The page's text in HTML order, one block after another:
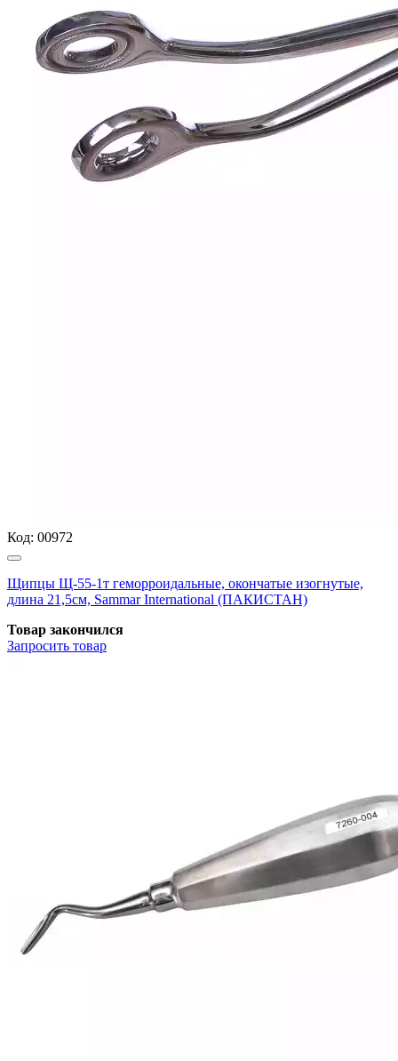
Код: 00972
Щипцы Щ-55-1т геморроидальные, окончатые изогнутые,
длина 21,5см, Sammar International (ПАКИСТАН)
Товар закончился
Запросить товар